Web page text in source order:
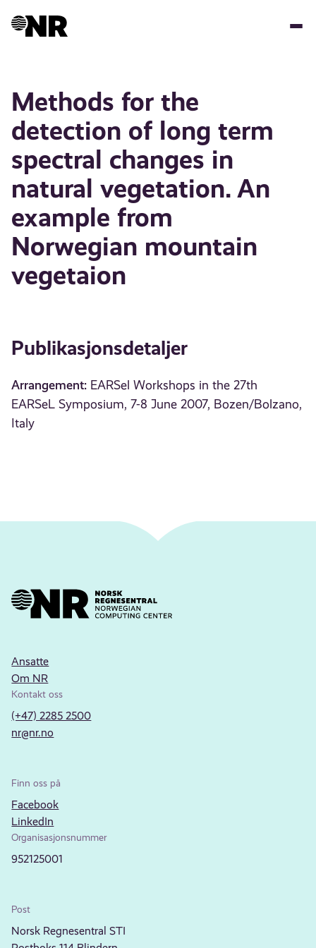
Methods for the
detection of long term
spectral changes in
natural vegetation. An
example from
Norwegian mountain
vegetaion
Publikasjonsdetaljer
Arrangement: EARSel Workshops in the 27th
EARSeL Symposium, 7-8 June 2007, Bozen/Bolzano,
Italy
Ansatte
Om NR
Kontakt oss
(+47) 2285 2500
nr@nr.no
Finn oss på
Facebook
LinkedIn
Organisasjonsnummer
952125001
Post
Norsk Regnesentral STI